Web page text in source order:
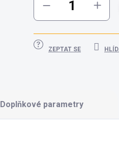
ZEPTAT SE
Doplňkové parametry